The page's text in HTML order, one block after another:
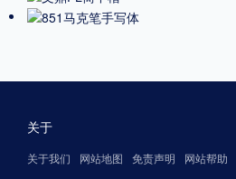
关于
关于我们 网站地图 免责声明 网站帮助